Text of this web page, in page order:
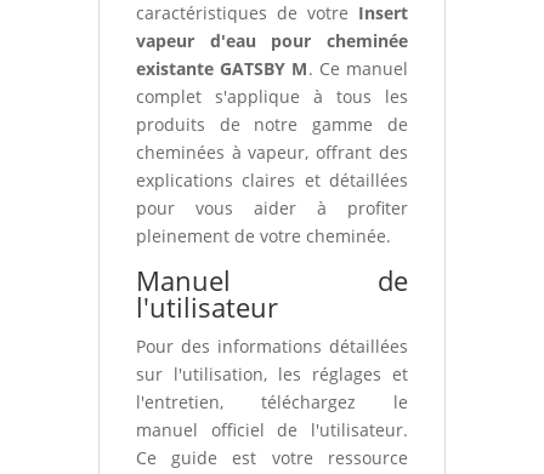
caractéristiques de votre Insert
vapeur d'eau pour cheminée
existante GATSBY M. Ce manuel
complet s'applique à tous les
produits de notre gamme de
cheminées à vapeur, offrant des
explications claires et détaillées
pour vous aider à profiter
pleinement de votre cheminée.
Manuel de
l'utilisateur
Pour des informations détaillées
sur l'utilisation, les réglages et
l'entretien, téléchargez le
manuel officiel de l'utilisateur.
Ce guide est votre ressource